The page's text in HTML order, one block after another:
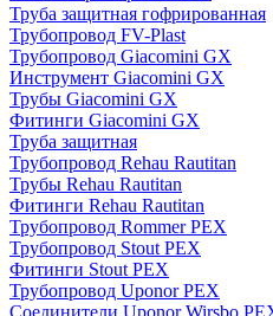
Труба защитная гофрированная
Трубопровод FV-Plast
Трубопровод Giacomini GX
Инструмент Giacomini GX
Трубы Giacomini GX
Фитинги Giacomini GX
Труба защитная
Трубопровод Rehau Rautitan
Трубы Rehau Rautitan
Фитинги Rehau Rautitan
Трубопровод Rommer PEX
Трубопровод Stout PEX
Фитинги Stout PEX
Трубопровод Uponor PEX
Соединители Uponor Wirsbo